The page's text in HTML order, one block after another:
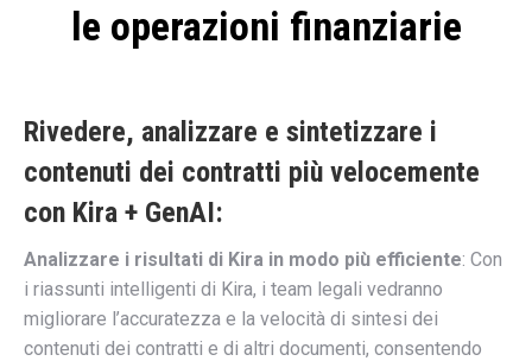
le operazioni finanziarie
Rivedere, analizzare e sintetizzare i
contenuti dei contratti più velocemente
con Kira + GenAI:
Analizzare i risultati di Kira in modo più efficiente: Con
i riassunti intelligenti di Kira, i team legali vedranno
migliorare l’accuratezza e la velocità di sintesi dei
contenuti dei contratti e di altri documenti, consentendo